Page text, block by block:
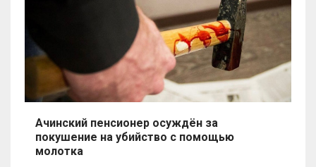
Ачинский пенсионер осуждён за
покушение на убийство с помощью
молотка